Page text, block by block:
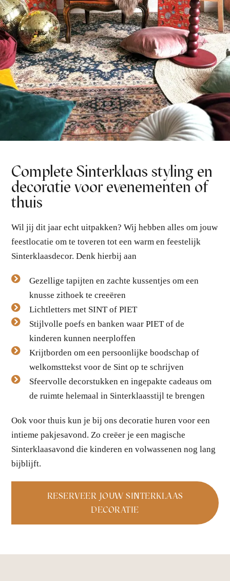
Complete Sinterklaas styling en
decoratie voor evenementen of
thuis
Wil jij dit jaar echt uitpakken? Wij hebben alles om jouw
feestlocatie om te toveren tot een warm en feestelijk
Sinterklaasdecor. Denk hierbij aan
Gezellige tapijten en zachte kussentjes om een
knusse zithoek te creeëren
Lichtletters met SINT of PIET
Stijlvolle poefs en banken waar PIET of de
kinderen kunnen neerploffen
Krijtborden om een persoonlijke boodschap of
welkomsttekst voor de Sint op te schrijven
Sfeervolle decorstukken en ingepakte cadeaus om
de ruimte helemaal in Sinterklaasstijl te brengen
Ook voor thuis kun je bij ons decoratie huren voor een
intieme pakjesavond. Zo creëer je een magische
Sinterklaasavond die kinderen en volwassenen nog lang
bijblijft.
RESERVEER JOUW SINTERKLAAS
DECORATIE